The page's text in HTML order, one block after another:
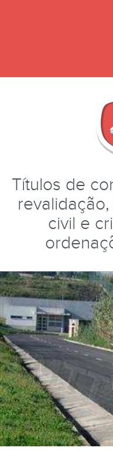
Títulos de
civil e